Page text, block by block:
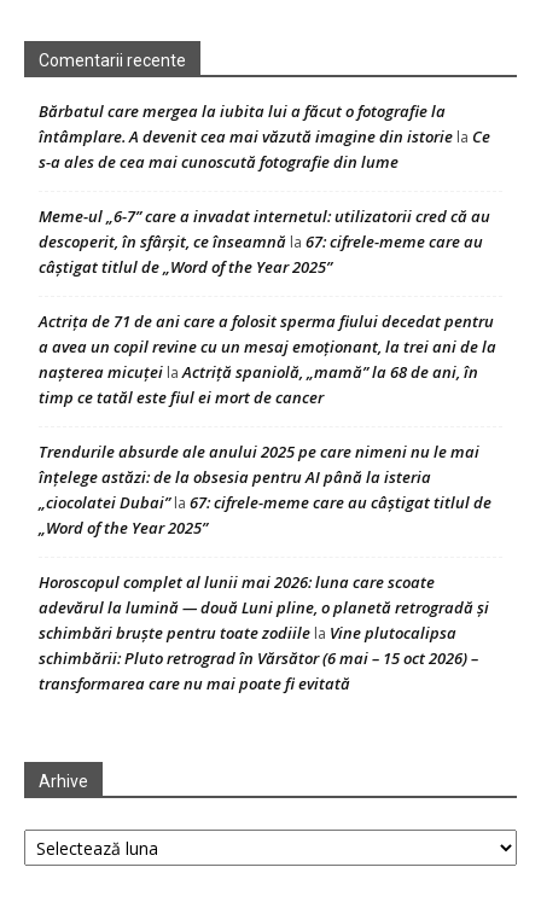
Comentarii recente
Bărbatul care mergea la iubita lui a făcut o fotografie la
întâmplare. A devenit cea mai văzută imagine din istorie la Ce
s-a ales de cea mai cunoscută fotografie din lume
Meme-ul „6-7” care a invadat internetul: utilizatorii cred că au
descoperit, în sfârșit, ce înseamnă la 67: cifrele-meme care au
câștigat titlul de „Word of the Year 2025”
Actrița de 71 de ani care a folosit sperma fiului decedat pentru
a avea un copil revine cu un mesaj emoționant, la trei ani de la
nașterea micuței laActriță spaniolă, „mamă” la 68 de ani, în
timp ce tatăl este fiul ei mort de cancer
Trendurile absurde ale anului 2025 pe care nimeni nu le mai
înțelege astăzi: de la obsesia pentru AI până la isteria
„ciocolatei Dubai”la 67: cifrele-meme care au câștigat titlul de
„Word of the Year 2025”
Horoscopul complet al lunii mai 2026: luna care scoate
adevărul la lumină — două Luni pline, o planetă retrogradă și
schimbări bruște pentru toate zodiile la Vine plutocalipsa
schimbării: Pluto retrograd în Vărsător (6 mai – 15 oct 2026) –
transformarea care nu mai poate fi evitată
Arhive
Arhive